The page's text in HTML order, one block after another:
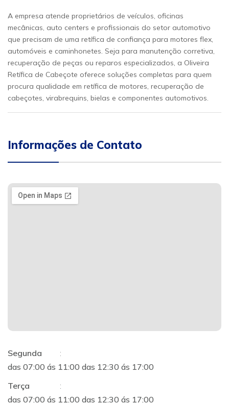
A empresa atende proprietários de veículos, oficinas
mecânicas, auto centers e profissionais do setor automotivo
que precisam de uma retífica de confiança para motores flex,
automóveis e caminhonetes. Seja para manutenção corretiva,
recuperação de peças ou reparos especializados, a Oliveira
Retífica de Cabeçote oferece soluções completas para quem
procura qualidade em retífica de motores, recuperação de
cabeçotes, virabrequins, bielas e componentes automotivos.
Informações de Contato
Segunda
:
das 07:00 ás 11:00 das 12:30 ás 17:00
Terça
:
das 07:00 ás 11:00 das 12:30 ás 17:00